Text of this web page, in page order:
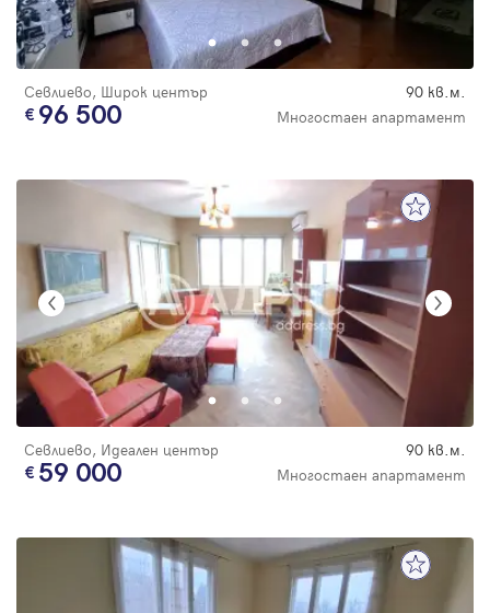
Севлиево, Широк център 90 кв.м.
96 500 Многостаен апартамент
Севлиево, Идеален център 90 кв.м.
59 000 Многостаен апартамент